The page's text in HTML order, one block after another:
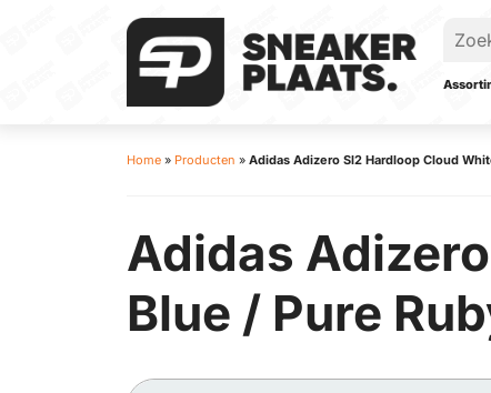
Home » Producten » Adidas Adizero Sl2 Hardloop Cloud
Adidas
Blue / Pure